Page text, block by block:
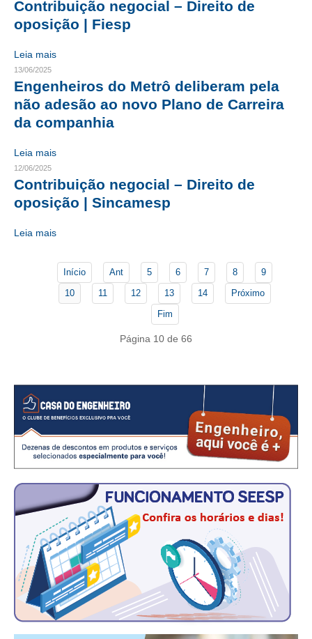
CONTATO
CURSOS
ENGENHEIRO EMPREENDEDOR
BENEFÍCIOS
APOSENTADORIA
SEESPPREV
PALAVRA DO MURILO
NOTÍCIAS
CONTEÚDO ESPECIAL
JORNAL DO ENGENHEIRO
AGENDA
SEESP NOTÍCIAS
NOTÍCIAS NO WHATSAPP
FOTOS
Contribuição negocial – Direito de
oposição | Fiesp
Leia mais
13/06/2025
Engenheiros do Metrô deliberam pela
não adesão ao novo Plano de Carreira
da companhia
Leia mais
12/06/2025
Contribuição negocial – Direito de
oposição | Sincamesp
Leia mais
Início Ant 5 6 7 8
9
10
11 12 13 14
Próximo
Fim
Página 10 de 66